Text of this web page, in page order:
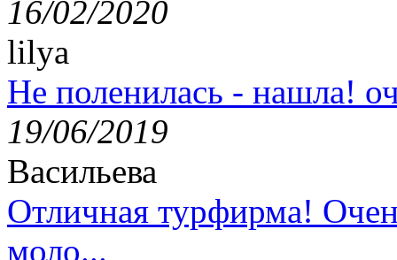
16/02/2020
lilya
Не поленилась - нашла!
19/06/2019
Васильева
Отличная турфирма!
моло...